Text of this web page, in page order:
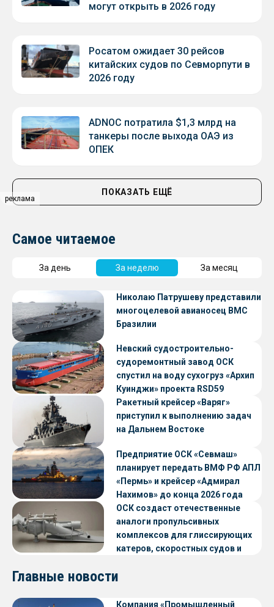
реклама
могут открыть в 2026 году
Росатом ожидает 30 рейсов
китайских судов по Севморпути в
2026 году
ADNOC потратила $1,3 млрд на
танкеры после выхода ОАЭ из
ОПЕК
ПОКАЗАТЬ ЕЩЁ
Самое читаемое
За день За неделю За месяц
Николаю Патрушеву представили
многоцелевой авианосец ВМС
Бразилии
Невский судостроительно-
судоремонтный завод ОСК
спустил на воду сухогруз «Архип
Куинджи» проекта RSD59
Ракетный крейсер «Варяг»
приступил к выполнению задач
на Дальнем Востоке
Предприятие ОСК «Севмаш»
планирует передать ВМФ РФ АПЛ
«Пермь» и крейсер «Адмирал
Нахимов» до конца 2026 года
ОСК создаст отечественные
аналоги пропульсивных
комплексов для глиссирующих
катеров, скоростных судов и
Главные новости
Компания «Промышленный